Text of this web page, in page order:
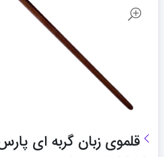
قلموی زبان گربه ای